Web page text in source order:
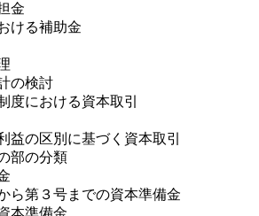
金
る補助金
検討
における資本取引
区別に基づく資本取引
の分類
３号までの資本準備金